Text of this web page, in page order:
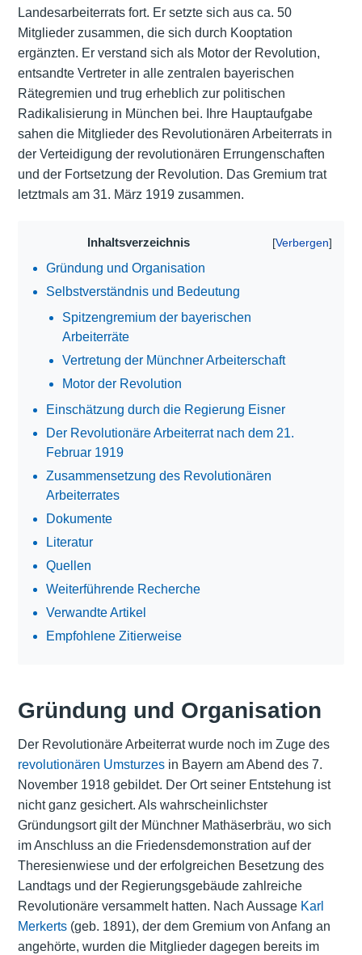
Landesarbeiterrats fort. Er setzte sich aus ca. 50
Mitglieder zusammen, die sich durch Kooptation
ergänzten. Er verstand sich als Motor der Revolution,
entsandte Vertreter in alle zentralen bayerischen
Rätegremien und trug erheblich zur politischen
Radikalisierung in München bei. Ihre Hauptaufgabe
sahen die Mitglieder des Revolutionären Arbeiterrats in
der Verteidigung der revolutionären Errungenschaften
und der Fortsetzung der Revolution. Das Gremium trat
letztmals am 31. März 1919 zusammen.
Inhaltsverzeichnis
Gründung und Organisation
Selbstverständnis und Bedeutung
Spitzengremium der bayerischen
Arbeiterräte
Vertretung der Münchner Arbeiterschaft
Motor der Revolution
Einschätzung durch die Regierung Eisner
Der Revolutionäre Arbeiterrat nach dem 21.
Februar 1919
Zusammensetzung des Revolutionären
Arbeiterrates
Dokumente
Literatur
Quellen
Weiterführende Recherche
Verwandte Artikel
Empfohlene Zitierweise
Gründung und Organisation
Der Revolutionäre Arbeiterrat wurde noch im Zuge des
revolutionären Umsturzesin Bayern am Abend des 7.
November 1918 gebildet. Der Ort seiner Entstehung ist
nicht ganz gesichert. Als wahrscheinlichster
Gründungsort gilt der Münchner Mathäserbräu, wo sich
im Anschluss an die Friedensdemonstration auf der
Theresienwiese und der erfolgreichen Besetzung des
Landtags und der Regierungsgebäude zahlreiche
Revolutionäre versammelt hatten. Nach Aussage Karl
Merkerts(geb. 1891), der dem Gremium von Anfang an
angehörte, wurden die Mitglieder dagegen bereits im